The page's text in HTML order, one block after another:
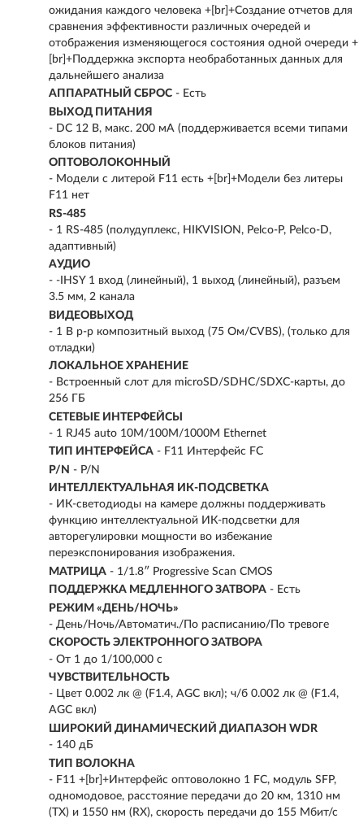
ожидания каждого человека +[br]+Создание отчетов для
сравнения эффективности различных очередей и
отображения изменяющегося состояния одной очереди +
[br]+Поддержка экспорта необработанных данных для
дальнейшего анализа
АППАРАТНЫЙ СБРОС - Есть
ВЫХОД ПИТАНИЯ
- DC 12 В, макс. 200 мA (поддерживается всеми типами
блоков питания)
ОПТОВОЛОКОННЫЙ
- Модели с литерой F11 есть +[br]+Модели без литеры
F11 нет
RS-485
- 1 RS-485 (полудуплекс, HIKVISION, Pelco-P, Pelco-D,
адаптивный)
АУДИО
- -IHSY 1 вход (линейный), 1 выход (линейный), разъем
3.5 мм, 2 канала
ВИДЕОВЫХОД
- 1 В p-p композитный выход (75 Ом/CVBS), (только для
отладки)
ЛОКАЛЬНОЕ ХРАНЕНИЕ
- Встроенный слот для microSD/SDHC/SDXC-карты, до
256 ГБ
СЕТЕВЫЕ ИНТЕРФЕЙСЫ
- 1 RJ45 auto 10M/100M/1000M Ethernet
ТИП ИНТЕРФЕЙСА - F11 Интерфейс FC
P/N - P/N
ИНТЕЛЛЕКТУАЛЬНАЯ ИК-ПОДСВЕТКА
- ИК-светодиоды на камере должны поддерживать
функцию интеллектуальной ИК-подсветки для
авторегулировки мощности во избежание
переэкспонирования изображения.
МАТРИЦА - 1/1.8″ Progressive Scan CMOS
ПОДДЕРЖКА МЕДЛЕННОГО ЗАТВОРА - Есть
РЕЖИМ «ДЕНЬ/НОЧЬ»
- День/Ночь/Автоматич./По расписанию/По тревоге
СКОРОСТЬ ЭЛЕКТРОННОГО ЗАТВОРА
- От 1 до 1/100,000 с
ЧУВСТВИТЕЛЬНОСТЬ
- Цвет 0.002 лк @ (F1.4, AGC вкл); ч/б 0.002 лк @ (F1.4,
AGC вкл)
ШИРОКИЙ ДИНАМИЧЕСКИЙ ДИАПАЗОН WDR
- 140 дБ
ТИП ВОЛОКНА
- F11 +[br]+Интерфейс оптоволокно 1 FC, модуль SFP,
одномодовое, расстояние передачи до 20 км, 1310 нм
(TX) и 1550 нм (RX), скорость передачи до 155 Мбит/с